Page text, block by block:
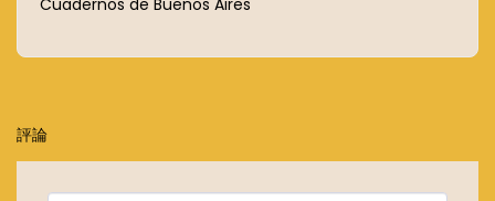
Cuadernos de Buenos Aires
評論